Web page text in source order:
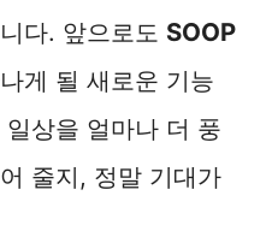
다. 앞으로도 SOOP
게 될 새로운 기능
상을 얼마나 더 풍
줄지, 정말 기대가